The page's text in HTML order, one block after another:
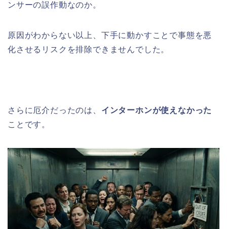
ンサーの誤作動なのか。
原因がわからない以上、下手に動かすことで事態を悪
化させるリスクを排除できませんでした。
さらに厄介だったのは、 インターホンが使えなかった
ことです。